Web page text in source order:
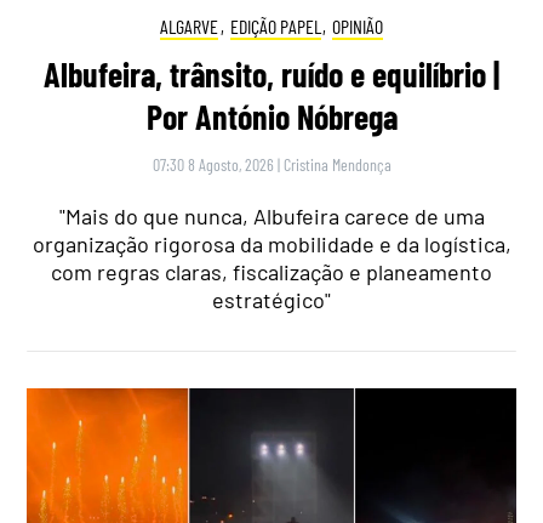
ALGARVE, EDIÇÃO PAPEL , OPINIÃO
Albufeira, trânsito, ruído e equilíbrio |
Por António Nóbrega
07:30 8 Agosto, 2026 | Cristina Mendonça
"Mais do que nunca, Albufeira carece de uma
organização rigorosa da mobilidade e da logística,
com regras claras, fiscalização e planeamento
estratégico"